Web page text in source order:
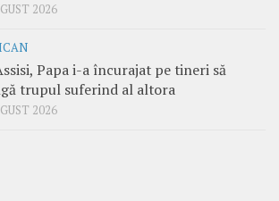
2026
Papa i-a încurajat pe tineri să
trupul suferind al altora
2026